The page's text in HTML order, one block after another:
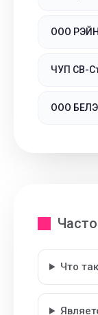
ООО
ЧУП СВ-
ООО
Что